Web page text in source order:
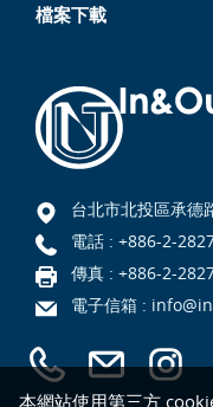
本網站使用第三方
檔案下載
台北市北投區承德
電話 : +886-2-
傳真 : +886-2-
電子信箱 :